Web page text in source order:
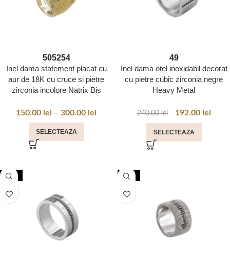
505254
Inel dama statement placat cu
aur de 18K cu cruce si pietre
zirconia incolore Natrix Bis
150.00 lei – 300.00 lei
SELECTEAZA
49
Inel dama otel inoxidabil decorat
cu pietre cubic zirconia negre
Heavy Metal
240.00lei 192.00 lei
SELECTEAZA
-20% -50%